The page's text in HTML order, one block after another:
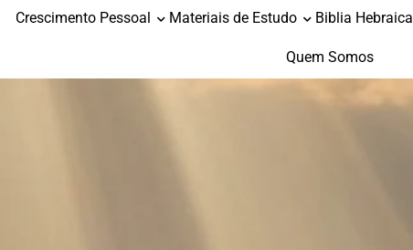
Crescimento Pessoal Materiais de Estudo Biblia Hebraica
Quem Somos